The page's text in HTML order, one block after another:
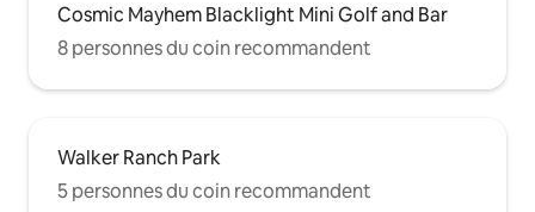
Cosmic Mayhem Blacklight Mini Golf and Bar
8 personnes du coin recommandent
Walker Ranch Park
5 personnes du coin recommandent